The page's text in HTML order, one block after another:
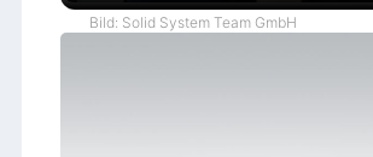
Bild: Solid System Team GmbH